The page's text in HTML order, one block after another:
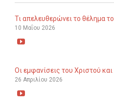
Τι απελευθερώνει το θέλημα
10 Μαΐου 2026

Οι εμφανίσεις του Χριστού
26 Απριλίου 2026
